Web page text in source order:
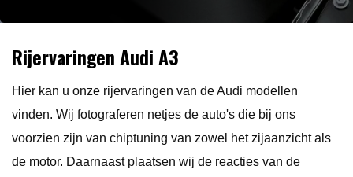
Rijervaringen Audi A3
Hier kan u onze rijervaringen van de Audi modellen
vinden. Wij fotograferen netjes de auto's die bij ons
voorzien zijn van chiptuning van zowel het zijaanzicht als
de motor. Daarnaast plaatsen wij de reacties van de